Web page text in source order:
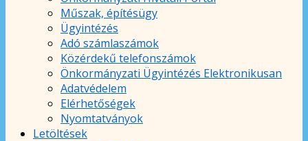
Műszak, építésügy
Ügyintézés
Adó számlaszámok
Közérdekű telefonszámok
Önkormányzati Ügyintézés Elektronikusan
Adatvédelem
Elérhetőségek
Nyomtatványok
Letöltések